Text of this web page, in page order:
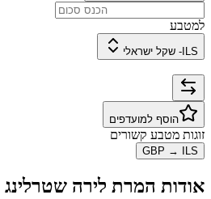
למטבע
ILS
- שקל ישראלי
הוסף למועדפים
זוגות מטבע קשורים
GBP → ILS
אודות המרת לירה שטרלינג